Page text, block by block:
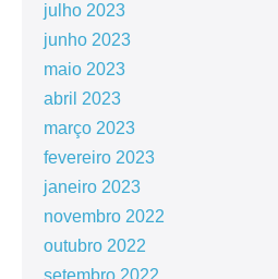
julho 2023
junho 2023
maio 2023
abril 2023
março 2023
fevereiro 2023
janeiro 2023
novembro 2022
outubro 2022
setembro 2022